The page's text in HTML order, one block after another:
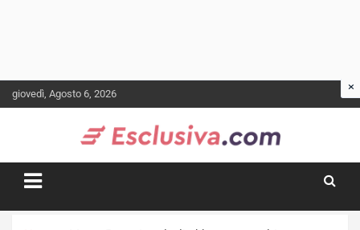
Skip
to
giovedì, Agosto 6, 2026